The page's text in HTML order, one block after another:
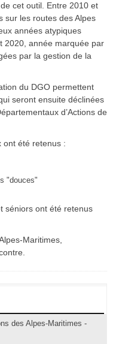
cet outil. Entre 2010 et
sur les routes des Alpes
années atypiques
2020, année marquée par
par la gestion de la
du DGO permettent
seront ensuite déclinées
d’Actions de
ont été retenus :
"douces"
séniors ont été retenus
Maritimes,
des Alpes-Maritimes -